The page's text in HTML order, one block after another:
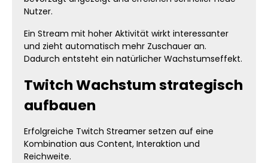
Nutzer.
Ein Stream mit hoher Aktivität wirkt interessanter
und zieht automatisch mehr Zuschauer an.
Dadurch entsteht ein natürlicher Wachstumseffekt.
Twitch Wachstum strategisch
aufbauen
Erfolgreiche Twitch Streamer setzen auf eine
Kombination aus Content, Interaktion und
Reichweite.